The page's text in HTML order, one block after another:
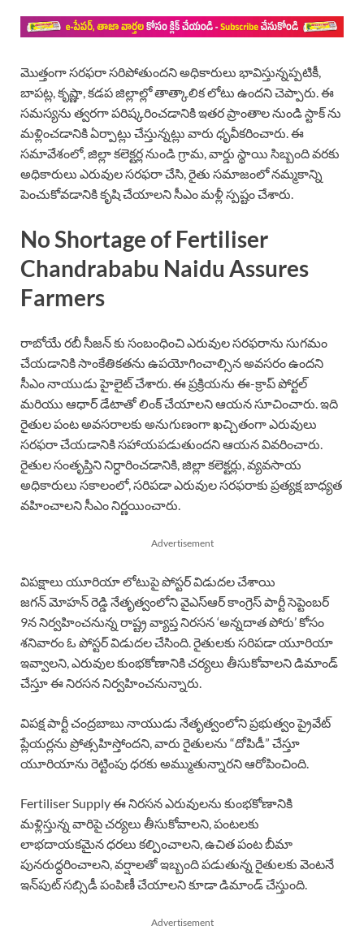
మొత్తంగా సరఫరా సరిపోతుందని అధికారులు భావిస్తున్నప్పటికీ,
బాపట్ల, కృష్ణా, కడప జిల్లాల్లో తాత్కాలిక లోటు ఉందని చెప్పారు. ఈ
సమస్యను త్వరగా పరిష్కరించడానికి ఇతర ప్రాంతాల నుండి స్టాక్ ను
మళ్లించడానికి ఏర్పాట్లు చేస్తున్నట్లు వారు ధృవీకరించారు. ఈ
సమావేశంలో, జిల్లా కలెక్టర్ల నుండి గ్రామ, వార్డు స్థాయి సిబ్బంది వరకు
అధికారులు ఎరువుల సరఫరా చేసి, రైతు సమాజంలో నమ్మకాన్ని
పెంచుకోవడానికి కృషి చేయాలని సీఎం మళ్లీ స్పష్టం చేశారు.
No Shortage of Fertiliser
Chandrababu Naidu Assures
Farmers
రాబోయే రబీ సీజన్ కు సంబంధించి ఎరువుల సరఫరాను సుగమం
చేయడానికి సాంకేతికతను ఉపయోగించాల్సిన అవసరం ఉందని
సీఎం నాయుడు హైలైట్ చేశారు. ఈ ప్రక్రియను ఈ-క్రాప్ పోర్టల్
మరియు ఆధార్ డేటాతో లింక్ చేయాలని ఆయన సూచించారు. ఇది
రైతుల పంట అవసరాలకు అనుగుణంగా ఖచ్చితంగా ఎరువులు
సరఫరా చేయడానికి సహాయపడుతుందని ఆయన వివరించారు.
రైతుల సంతృప్తిని నిర్ధారించడానికి, జిల్లా కలెక్టర్లు, వ్యవసాయ
అధికారులు సకాలంలో, సరిపడా ఎరువుల సరఫరాకు ప్రత్యక్ష బాధ్యత
వహించాలని సీఎం నిర్ణయించారు.
Advertisement
విపక్షాలు యూరియా లోటుపై పోస్టర్ విడుదల చేశాయి
జగన్ మోహన్ రెడ్డి నేతృత్వంలోని వైఎస్ఆర్ కాంగ్రెస్ పార్టీ సెప్టెంబర్
9న నిర్వహించనున్న రాష్ట్ర వ్యాప్త నిరసన ‘అన్నదాత పోరు’ కోసం
శనివారం ఓ పోస్టర్ విడుదల చేసింది. రైతులకు సరిపడా యూరియా
ఇవ్వాలని, ఎరువుల కుంభకోణానికి చర్యలు తీసుకోవాలని డిమాండ్
చేస్తూ ఈ నిరసన నిర్వహించనున్నారు.
విపక్ష పార్టీ చంద్రబాబు నాయుడు నేతృత్వంలోని ప్రభుత్వం ప్రైవేట్
ప్లేయర్లను ప్రోత్సహిస్తోందని, వారు రైతులను “దోపిడీ” చేస్తూ
యూరియాను రెట్టింపు ధరకు అమ్ముతున్నారని ఆరోపించింది.
Fertiliser Supply ఈ నిరసన ఎరువులను కుంభకోణానికి
మళ్లిస్తున్న వారిపై చర్యలు తీసుకోవాలని, పంటలకు
లాభదాయకమైన ధరలు కల్పించాలని, ఉచిత పంట బీమా
పునరుద్ధరించాలని, వర్షాలతో ఇబ్బంది పడుతున్న రైతులకు వెంటనే
ఇన్‌పుట్ సబ్సిడీ పంపిణీ చేయాలని కూడా డిమాండ్ చేస్తుంది.
Advertisement